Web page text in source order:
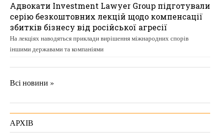
Адвокати Investment Lawyer Group підготували
серію безкоштовних лекцій щодо компенсації
збитків бізнесу від російської агресії
На лекціях наводяться приклади вирішення міжнародних спорів
іншими державами та компаніями
Всі новини »
АРХІВ